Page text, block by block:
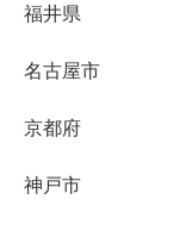
福井県
名古屋市
京都府
神戸市